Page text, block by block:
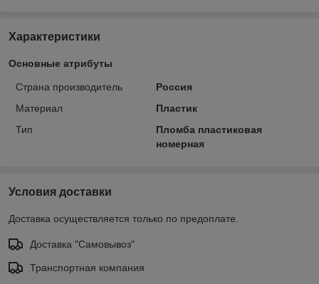
Характеристики
Основные атрибуты
Страна производитель
Россия
Материал
Пластик
Тип
Пломба пластиковая
номерная
Условия доставки
Доставка осуществляется только по предоплате.
Доставка "Самовывоз"
Транспортная компания